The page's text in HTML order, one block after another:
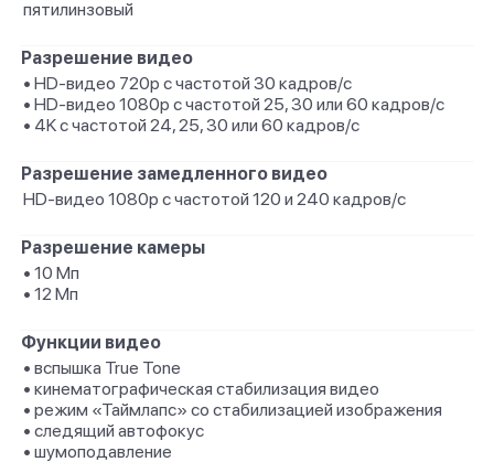
пятилинзовый
Разрешение видео
• HD-видео 720p с частотой 30 кадров/ с
• HD-видео 1080p с частотой 25, 30 или 60 кадров/ с
• 4K с частотой 24, 25, 30 или 60 кадров/ с
Разрешение замедленного видео
HD-видео 1080р с частотой 120 и 240 кадров/ с
Разрешение камеры
• 10 Мп
• 12 Мп
Функции видео
• вспышка True Tone
• кинематографическая стабилизация видео
• режим «Таймлапс» со стабили­зацией изображения
• следящий автофокус
• шумоподавление